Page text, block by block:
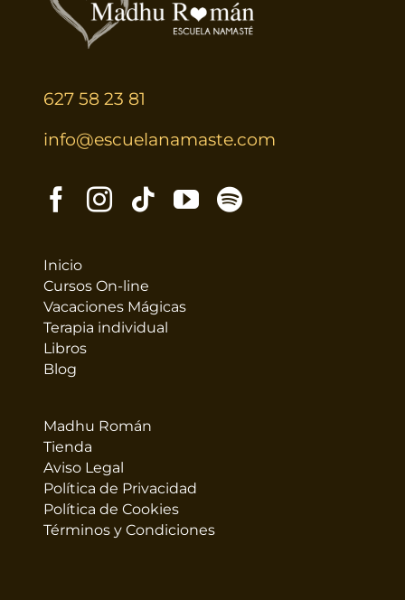
627 58 23 81
info@escuelanamaste.com
Inicio
Cursos On-line
Vacaciones Mágicas
Terapia individual
Libros
Blog
Madhu Román
Tienda
Aviso Legal
Política de Privacidad
Política de Cookies
Términos y Condiciones